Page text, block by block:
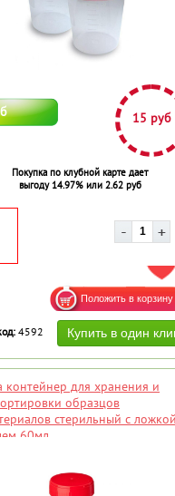
15 руб
Покупка по клубной карте дает
выгоду 14.97% или 2.62 руб
4592
контейнер для хранения и
образцов
стерильный с
60мл